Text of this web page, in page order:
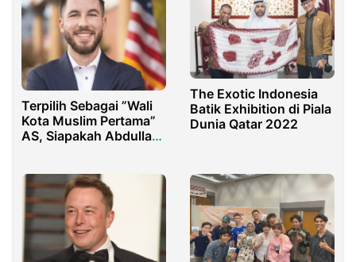
Terpilih Sebagai ”Wali
Kota Muslim Pertama”
AS, Siapakah Abdullah
The Exotic Indonesia
Batik Exhibition di Piala
Dunia Qatar 2022